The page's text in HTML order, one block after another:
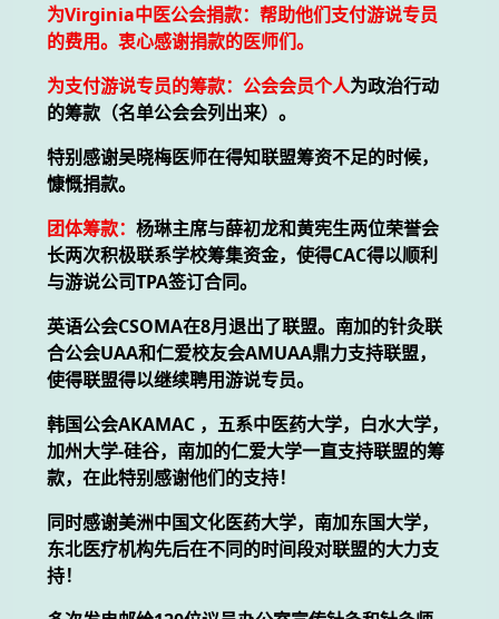
为Virginia中医公会捐款：帮助他们支付游说专员
的费用。衷心感谢捐款的医师们。
为支付游说专员的筹款：公会会员个人为政治行动
的筹款（名单公会会列出来）。
特别感谢吴晓梅医师在得知联盟筹资不足的时候，
慷慨捐款。
团体筹款： 杨琳主席与薛初龙和黄宪生两位荣誉会
长两次积极联系学校筹集资金，使得CAC得以顺利
与游说公司TPA签订合同。
英语公会CSOMA在8月退出了联盟。南加的针灸联
合公会UAA和仁爱校友会AMUAA鼎力支持联盟，
使得联盟得以继续聘用游说专员。
韩国公会AKAMAC ，五系中医药大学，白水大学，
加州大学-硅谷，南加的仁爱大学一直支持联盟的筹
款，在此特别感谢他们的支持！
同时感谢美洲中国文化医药大学，南加东国大学，
东北医疗机构先后在不同的时间段对联盟的大力支
持！